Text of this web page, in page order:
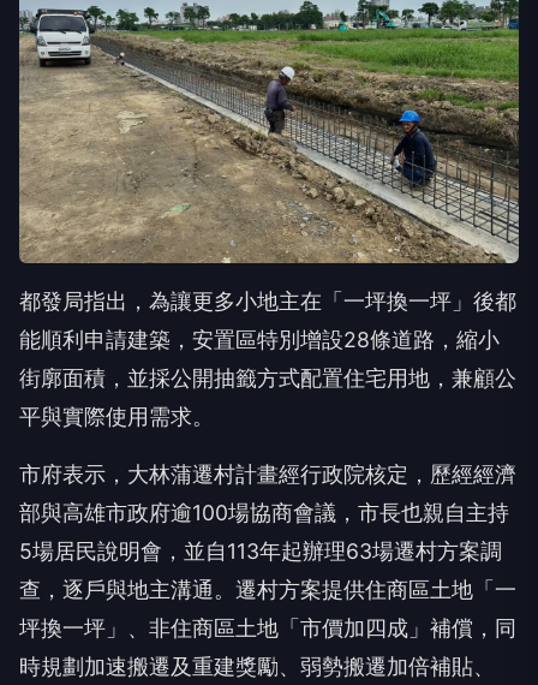
都發局指出，為讓更多小地主在「一坪換一坪」後都
能順利申請建築，安置區特別增設28條道路，縮小
街廓面積，並採公開抽籤方式配置住宅用地，兼顧公
平與實際使用需求。
市府表示，大林蒲遷村計畫經行政院核定，歷經經濟
部與高雄市政府逾100場協商會議，市長也親自主持
5場居民說明會，並自113年起辦理63場遷村方案調
查，逐戶與地主溝通。遷村方案提供住商區土地「一
坪換一坪」、非住商區土地「市價加四成」補償，同
時規劃加速搬遷及重建獎勵、弱勢搬遷加倍補貼、